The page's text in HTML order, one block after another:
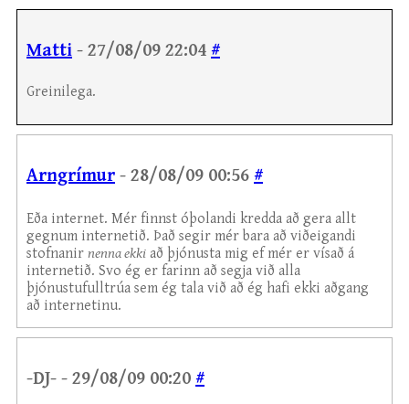
Matti - 27/08/09 22:04 #
Greinilega.
Arngrímur - 28/08/09 00:56 #
Eða internet. Mér finnst óþolandi kredda að gera allt
gegnum internetið. Það segir mér bara að viðeigandi
stofnanir nenna ekki að þjónusta mig ef mér er vísað á
internetið. Svo ég er farinn að segja við alla
þjónustufulltrúa sem ég tala við að ég hafi ekki aðgang
að internetinu.
-DJ- - 29/08/09 00:20 #